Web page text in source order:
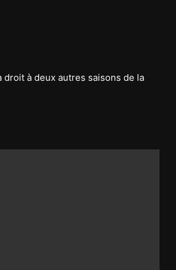
droit à deux autres saisons de la